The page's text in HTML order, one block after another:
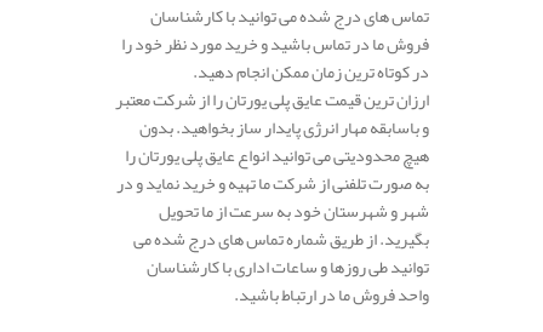
تماس های درج شده می توانید با کارشناسان
فروش ما در تماس باشید و خرید مورد نظر خود را
در کوتاه ترین زمان ممکن انجام دهید.
ارزان ترین قیمت عایق پلی یورتان را از شرکت معتبر
و باسابقه مهار انرژی پایدار ساز بخواهید. بدون
هیچ محدودیتی می توانید انواع عایق پلی یورتان را
به صورت تلفنی از شرکت ما تهیه و خرید نماید و در
شهر و شهرستان خود به سرعت از ما تحویل
بگیرید. از طریق شماره تماس های درج شده می
توانید طی روزها و ساعات اداری با کارشناسان
واحد فروش ما در ارتباط باشید.